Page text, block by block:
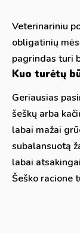
Veterinariniu
obligatinių
pagrindas turi
Kuo turėtų
Geriausias
šeškų arba
labai mažai
subalansuotą
labai
Šeško racione